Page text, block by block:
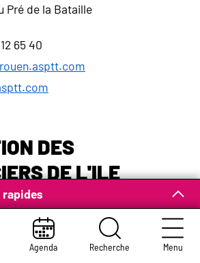
Agenda Recherche Menu
Pré de la Bataille
65 40
des
de l'Ile
l'habitat fluvial. Participation à la
Nautique.